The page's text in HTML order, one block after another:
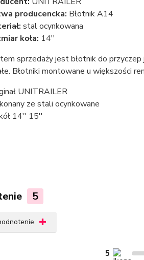
producencka: Błotnik A14
stal ocynkowana
koła: 14''
sprzedaży jest błotnik do
Błotniki montowane u większości
UNITRAILER
ze stali ocynkowane
14'' 15''
5
5